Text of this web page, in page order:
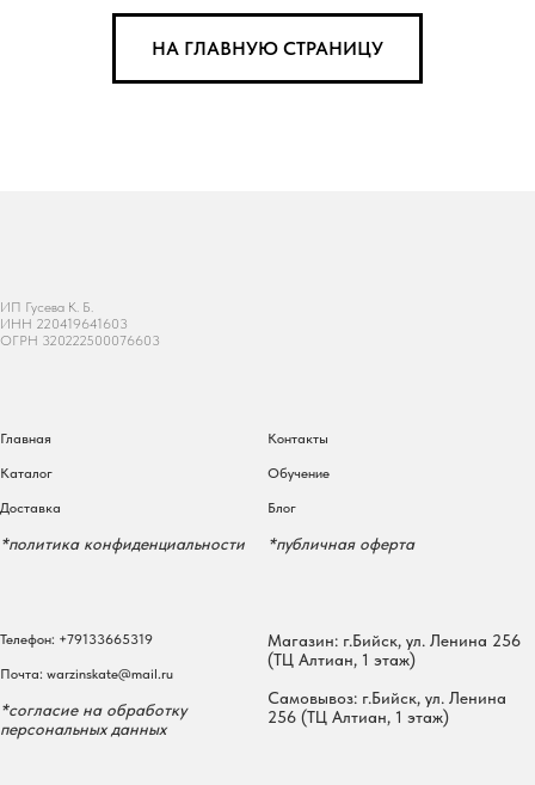
НА ГЛАВНУЮ СТРАНИЦУ
ИП Гусева К. Б.
ИНН 220419641603
ОГРН 320222500076603
Главная
Каталог
Доставка
*политика конфиденциальности
Контакты
Обучение
Блог
*публичная оферта
Телефон: +79133665319
Почта: warzinskate@mail.ru
*согласие на обработку
персональных данных
Магазин: г.Бийск, ул. Ленина 256
(ТЦ Алтиан, 1 этаж)
Самовывоз: г.Бийск, ул. Ленина
256 (ТЦ Алтиан, 1 этаж)